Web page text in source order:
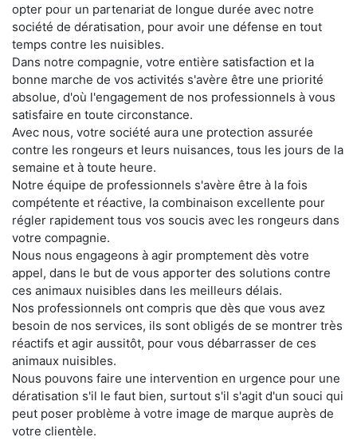
opter pour un partenariat de longue durée avec notre
société de dératisation, pour avoir une défense en tout
temps contre les nuisibles.
Dans notre compagnie, votre entière satisfaction et la
bonne marche de vos activités s'avère être une priorité
absolue, d'où l'engagement de nos professionnels à vous
satisfaire en toute circonstance.
Avec nous, votre société aura une protection assurée
contre les rongeurs et leurs nuisances, tous les jours de la
semaine et à toute heure.
Notre équipe de professionnels s'avère être à la fois
compétente et réactive, la combinaison excellente pour
régler rapidement tous vos soucis avec les rongeurs dans
votre compagnie.
Nous nous engageons à agir promptement dès votre
appel, dans le but de vous apporter des solutions contre
ces animaux nuisibles dans les meilleurs délais.
Nos professionnels ont compris que dès que vous avez
besoin de nos services, ils sont obligés de se montrer très
réactifs et agir aussitôt, pour vous débarrasser de ces
animaux nuisibles.
Nous pouvons faire une intervention en urgence pour une
dératisation s'il le faut bien, surtout s'il s'agit d'un souci qui
peut poser problème à votre image de marque auprès de
votre clientèle.